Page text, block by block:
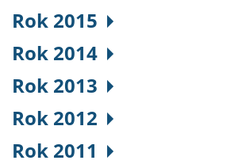
Rok 2015
Rok 2014
Rok 2013
Rok 2012
Rok 2011